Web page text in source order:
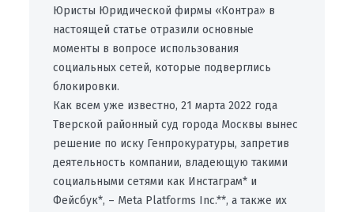
Юристы Юридической фирмы «Контра» в
настоящей статье отразили основные
моменты в вопросе использования
социальных сетей, которые подверглись
блокировки.
Как всем уже известно, 21 марта 2022 года
Тверской районный суд города Москвы вынес
решение по иску Генпрокуратуры, запретив
деятельность компании, владеющую такими
социальными сетями как Инстаграм* и
Фейсбук*, – Meta Platforms Inc.**, а также их